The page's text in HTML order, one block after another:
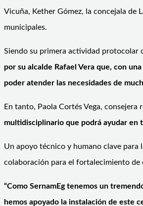
Vicuña, Kether Gómez, la concejala de
municipales.
Siendo su primera actividad protocolar
por su alcalde Rafael Vera que, con
poder atender las necesidades de
En tanto, Paola Cortés Vega, consejera
multidisciplinario que podrá ayudar en
Un apoyo técnico y humano clave para
colaboración para el fortalecimiento de
“Como SernamEg tenemos un
hemos apoyado la instalación de este